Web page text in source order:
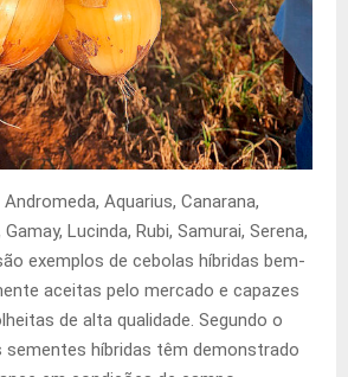
Aquarius, Canarana,
Lucinda, Rubi, Samurai, Serena,
exemplos de cebolas híbridas bem-
aceitas pelo mercado e capazes
de alta qualidade. Segundo o
sementes híbridas têm demonstrado